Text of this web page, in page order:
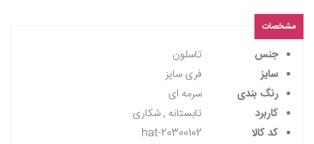
مشخصات
جنس
تاسلون
سایز
فری سایز
رنگ بندی
سرمه ای
کاربرد
تابستانه , شکاری
کد کالا